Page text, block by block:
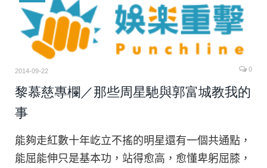
2014-09-22 0
黎慕慈專欄／那些周星馳與郭富城教我的
事
能夠走紅數十年屹立不搖的明星還有一個共通點，
能屈能伸只是基本功，站得愈高，愈懂卑躬屈膝，